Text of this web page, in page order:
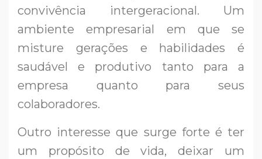
convivência intergeracional. Um
ambiente empresarial em que se
misture gerações e habilidades é
saudável e produtivo tanto para a
empresa quanto para seus
colaboradores.
Outro interesse que surge forte é ter
um propósito de vida, deixar um